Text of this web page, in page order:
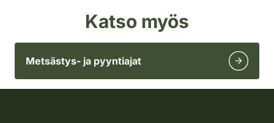
Katso myös
Metsästys- ja pyyntiajat